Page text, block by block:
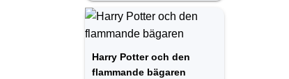
Harry Potter och den
flammande bägaren